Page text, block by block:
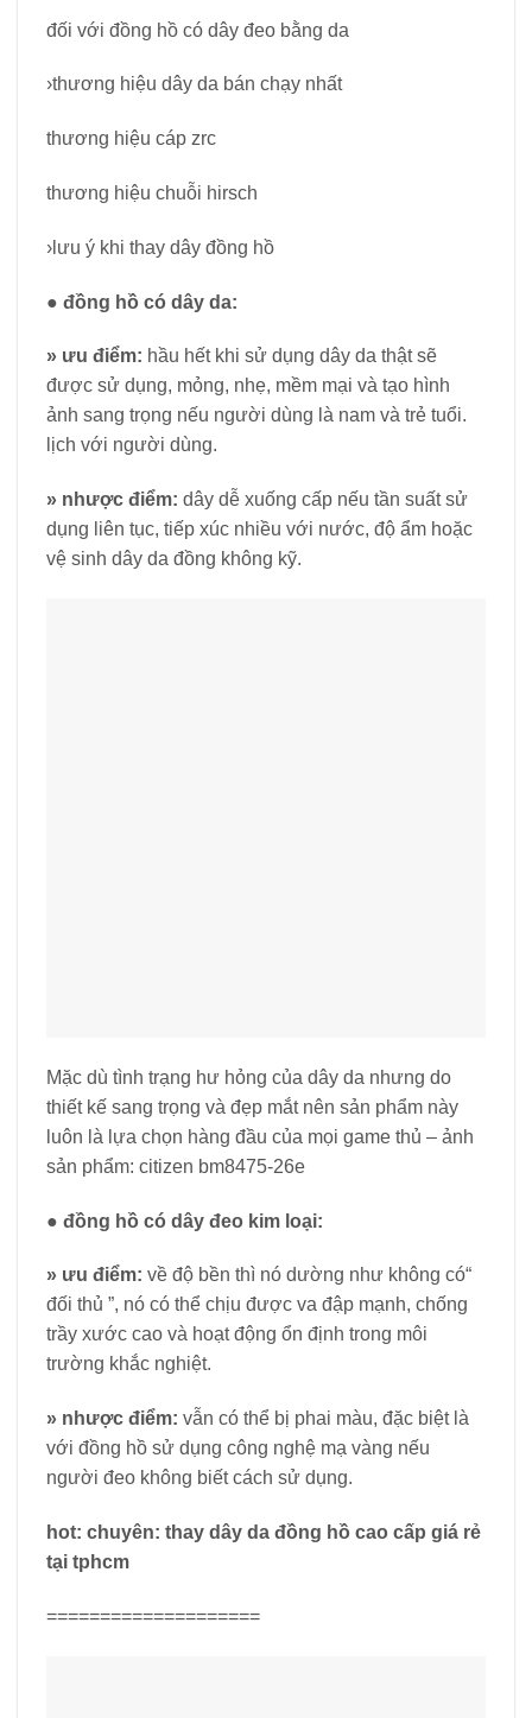
đối với đồng hồ có dây đeo bằng da
›thương hiệu dây da bán chạy nhất
thương hiệu cáp zrc
thương hiệu chuỗi hirsch
›lưu ý khi thay dây đồng hồ
● đồng hồ có dây da:
» ưu điểm: hầu hết khi sử dụng dây da thật sẽ
được sử dụng, mỏng, nhẹ, mềm mại và tạo hình
ảnh sang trọng nếu người dùng là nam và trẻ tuổi.
lịch với người dùng.
» nhược điểm: dây dễ xuống cấp nếu tần suất sử
dụng liên tục, tiếp xúc nhiều với nước, độ ẩm hoặc
vệ sinh dây da đồng không kỹ.
Mặc dù tình trạng hư hỏng của dây da nhưng do
thiết kế sang trọng và đẹp mắt nên sản phẩm này
luôn là lựa chọn hàng đầu của mọi game thủ – ảnh
sản phẩm: citizen bm8475-26e
● đồng hồ có dây đeo kim loại:
» ưu điểm: về độ bền thì nó dường như không có“
đối thủ ”, nó có thể chịu được va đập mạnh, chống
trầy xước cao và hoạt động ổn định trong môi
trường khắc nghiệt.
» nhược điểm: vẫn có thể bị phai màu, đặc biệt là
với đồng hồ sử dụng công nghệ mạ vàng nếu
người đeo không biết cách sử dụng.
hot: chuyên: thay dây da đồng hồ cao cấp giá rẻ
tại tphcm
====================